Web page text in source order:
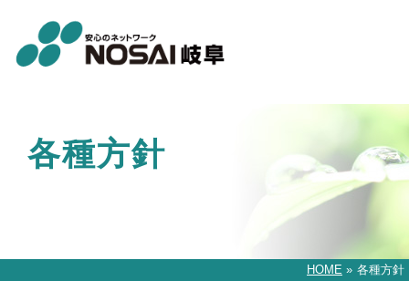
各種方針
HOME » 各種方針